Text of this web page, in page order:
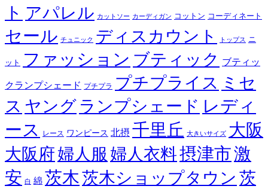
ト アパレル カットソー カーディガン コットン コーディネート
セール チュニック ディスカウント トップス ニ
ット ファッション ブティック ブティッ
クランプシェード プチプラ プチプライス ミセ
ス ヤング ランプシェード レディ
ース
レース ワンピース 北摂 千里丘 大きいサイズ 大阪
大阪府婦人服 婦人衣料摂津市激
安 白 綿 茨木茨木ショップタウン 茨